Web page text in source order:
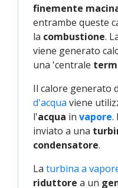
finemente
entrambe queste
la combustione.
viene generato
una 'centrale
Il calore generato
d'acqua viene
l'acqua in vapore.
inviato a una
condensatore.
La turbina a
riduttore a un